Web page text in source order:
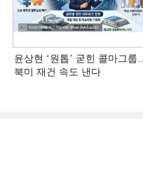
윤상현 ‘원톱ʼ 굳힌 콜마그룹…
북미 재건 속도 낸다